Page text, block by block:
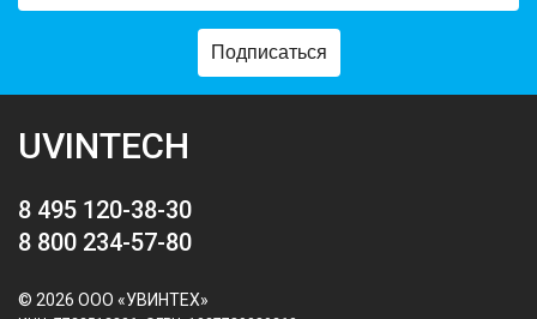
Подписаться
UVINTECH
8 495 120-38-30
8 800 234-57-80
© 2026 ООО «УВИНТЕХ»